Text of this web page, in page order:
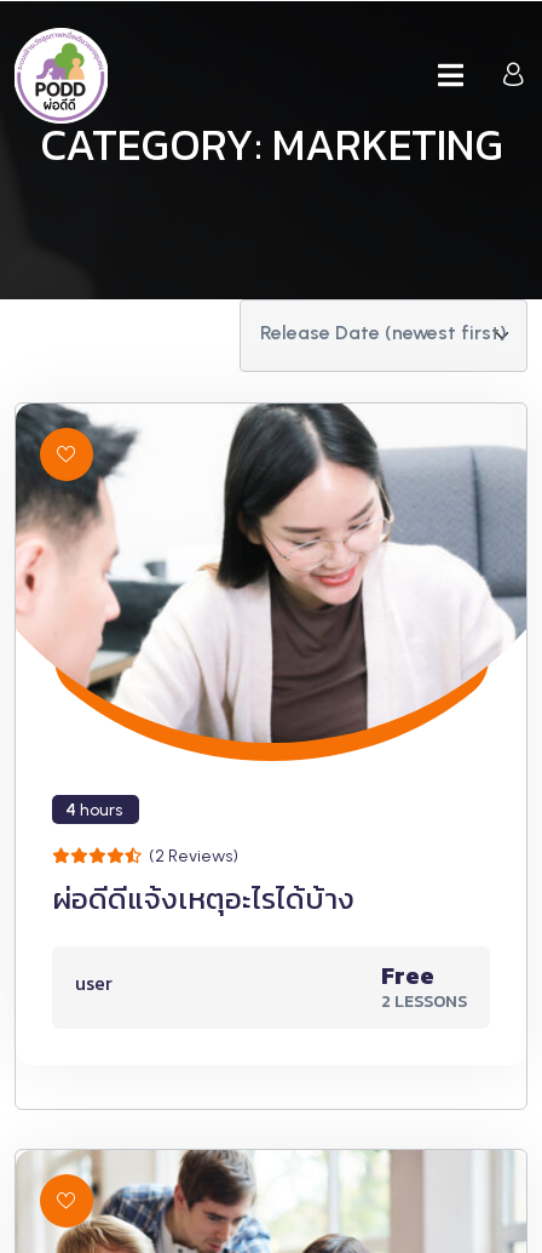
CATEGORY: MARKETING
Release Date (newest first)
4 hours
(2 Reviews)
ผ่อดีดีแจ้งเหตุอะไรได้บ้าง
user Free
2 LESSONS